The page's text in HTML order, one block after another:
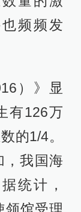
频频发
）》显
有126万
的1/4。
，我国海
统计，